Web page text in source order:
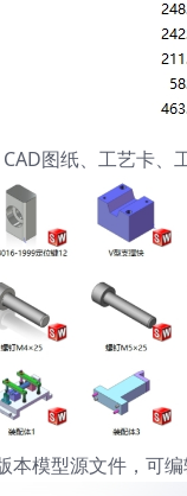
图纸、工艺卡、
模型源文件，可编